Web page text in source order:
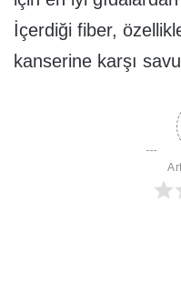
İçerdiği fiber,
kanserine karşı